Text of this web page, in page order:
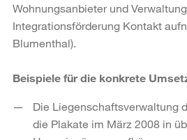
Wohnungsanbieter und
Integrati­onsförderung Kontakt
Blumenthal).
Beispiele für die konkrete
Die Liegenschaftsverwaltung
die Plakate im März 2008 in